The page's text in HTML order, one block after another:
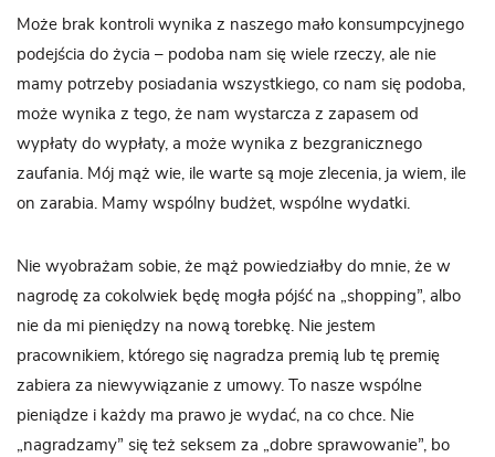
Może brak kontroli wynika z naszego mało konsumpcyjnego
podejścia do życia – podoba nam się wiele rzeczy, ale nie
mamy potrzeby posiadania wszystkiego, co nam się podoba,
może wynika z tego, że nam wystarcza z zapasem od
wypłaty do wypłaty, a może wynika z bezgranicznego
zaufania. Mój mąż wie, ile warte są moje zlecenia, ja wiem, ile
on zarabia. Mamy wspólny budżet, wspólne wydatki.
Nie wyobrażam sobie, że mąż powiedziałby do mnie, że w
nagrodę za cokolwiek będę mogła pójść na „shopping”, albo
nie da mi pieniędzy na nową torebkę. Nie jestem
pracownikiem, którego się nagradza premią lub tę premię
zabiera za niewywiązanie z umowy. To nasze wspólne
pieniądze i każdy ma prawo je wydać, na co chce. Nie
„nagradzamy” się też seksem za „dobre sprawowanie”, bo